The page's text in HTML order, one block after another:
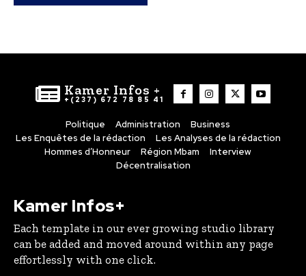
Kamer Infos +
+(237) 672 78 85 41
Politique Administration
Business
Les Enquêtes de la rédaction
Les Analyses de la rédaction
Hommes d’Honneur
Région Mbam
Interview
Décentralisation
Kamer Infos+
Each template in our ever growing studio library
can be added and moved around within any page
effortlessly with one click.